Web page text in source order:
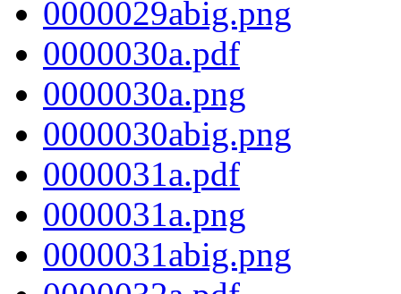
0000029abig.png
0000030a.pdf
0000030a.png
0000030abig.png
0000031a.pdf
0000031a.png
0000031abig.png